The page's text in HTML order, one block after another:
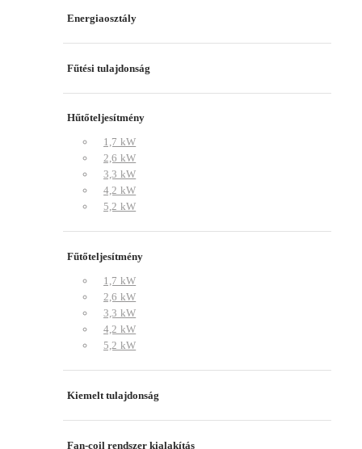
Energiaosztály
Fűtési tulajdonság
Hűtőteljesítmény
1,7 kW
2,6 kW
3,3 kW
4,2 kW
5,2 kW
Fűtőteljesítmény
1,7 kW
2,6 kW
3,3 kW
4,2 kW
5,2 kW
Kiemelt tulajdonság
Fan-coil rendszer kialakítás